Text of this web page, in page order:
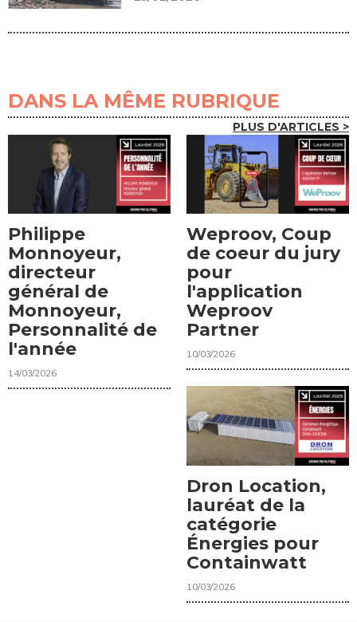
DANS LA MÊME RUBRIQUE
PLUS D'ARTICLES >
Philippe
Monnoyeur,
directeur
général de
Monnoyeur,
Personnalité de
l'année
14/03/2026
Weproov, Coup
de coeur du jury
pour
l'application
Weproov
Partner
10/03/2026
Dron Location,
lauréat de la
catégorie
Énergies pour
Containwatt
10/03/2026